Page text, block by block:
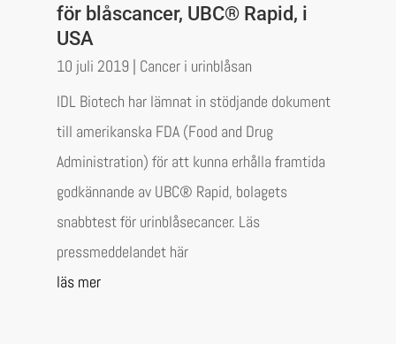
för blåscancer, UBC® Rapid, i
USA
10 juli 2019| Cancer i urinblåsan
IDL Biotech har lämnat in stödjande dokument
till amerikanska FDA (Food and Drug
Administration) för att kunna erhålla framtida
godkännande av UBC® Rapid, bolagets
snabbtest för urinblåsecancer. Läs
pressmeddelandet här
läs mer